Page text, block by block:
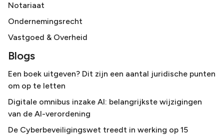
Notariaat
Ondernemingsrecht
Vastgoed & Overheid
Blogs
Een boek uitgeven? Dit zijn een aantal juridische punten
om op te letten
Digitale omnibus inzake AI: belangrijkste wijzigingen
van de AI-verordening
De Cyberbeveiligingswet treedt in werking op 15